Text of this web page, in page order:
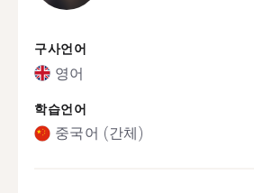
구사언어
영어
학습언어
중국어 (간체)